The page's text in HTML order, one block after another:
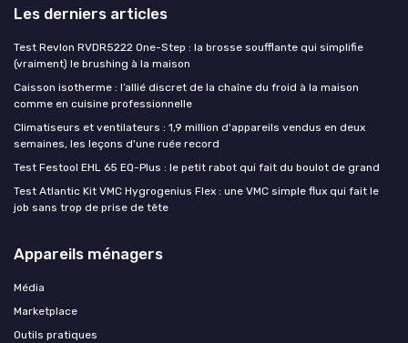
Les derniers articles
Test Revlon RVDR5222 One-Step : la brosse soufflante qui simplifie
(vraiment) le brushing à la maison
Caisson isotherme : l’allié discret de la chaîne du froid à la maison
comme en cuisine professionnelle
Climatiseurs et ventilateurs : 1,9 million d'appareils vendus en deux
semaines, les leçons d'une ruée record
Test Festool EHL 65 EQ-Plus : le petit rabot qui fait du boulot de grand
Test Atlantic Kit VMC Hygrogenius Flex : une VMC simple flux qui fait le
job sans trop de prise de tête
Appareils ménagers
Média
Marketplace
Outils pratiques